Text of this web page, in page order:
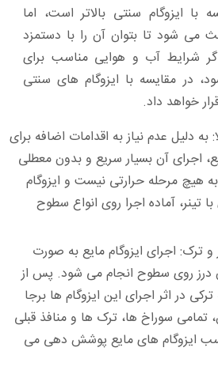
با ایزوگام سنتی بالاتر است، اما
می‌ شود تا بتوان آن را با دستمزد
شرایط آب و هوایی مناسب برای
در مقایسه با ایزوگام‌ های سنتی
خواهد داد.
به دلیل عدم نیاز به اقدامات اضافه برای
اجرای آن بسیار سریع و بدون معطلی
هیچ مرحله حرارتی نیست و ایزوگام
تینر، آماده اجرا روی انواع سطوح
ترک:اجرای ایزوگام مایع به صورت
درز روی سطوح انجام می‌ شود. پس از
در اثر اجرای این ایزوگام‌ ها برجا
تمامی سوراخ‌ ها، ترک‌ ها و منافذ قبلی
ایزوگام‌ های مایع پوشش دهی می‌